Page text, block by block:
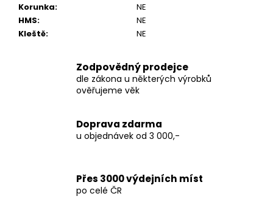
Korunka:
NE
HMS:
NE
Kleště: NE
Zodpovědný prodejce
dle zákona u některých výrobků
ověřujeme věk
Doprava zdarma
u objednávek od 3 000,-
Přes 3000 výdejních míst
po celé ČR
THC-
LEMON